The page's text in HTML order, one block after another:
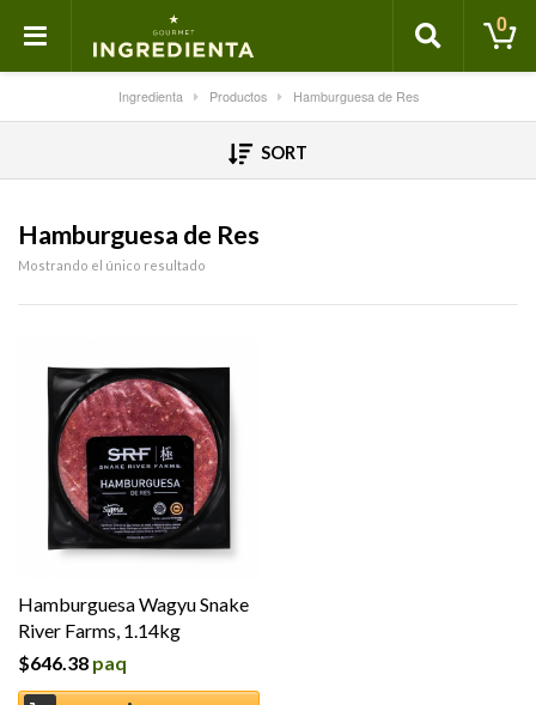
0
Ingredienta Productos Hamburguesa de Res
SORT
Hamburguesa de Res
Mostrando el único resultado
Hamburguesa Wagyu Snake
River Farms, 1.14kg
$646.38 paq